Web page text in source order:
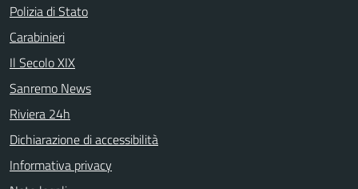
Polizia di Stato
Carabinieri
Il Secolo XIX
Sanremo News
Riviera 24h
Dichiarazione di accessibilità
Informativa privacy